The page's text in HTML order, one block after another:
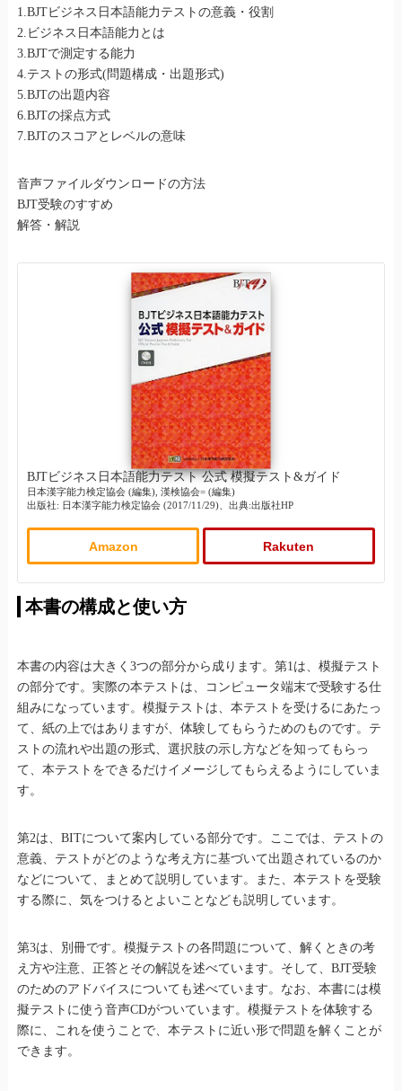
1.BJTビジネス日本語能力テストの意義・役割
2.ビジネス日本語能力とは
3.BJTで測定する能力
4.テストの形式(問題構成・出題形式)
5.BJTの出題内容
6.BJTの採点方式
7.BJTのスコアとレベルの意味
音声ファイルダウンロードの方法
BJT受験のすすめ
解答・解説
BJTビジネス日本語能力テスト 公式 模擬テスト&ガイド
日本漢字能力検定協会 (編集), 漢検協会= (編集)
出版社: 日本漢字能力検定協会 (2017/11/29)、出典:出版社HP
Amazon Rakuten
本書の構成と使い方
本書の内容は大きく3つの部分から成ります。第1は、模擬テスト
の部分です。実際の本テストは、コンピュータ端末で受験する仕
組みになっています。模擬テストは、本テストを受けるにあたっ
て、紙の上ではありますが、体験してもらうためのものです。テ
ストの流れや出題の形式、選択肢の示し方などを知ってもらっ
て、本テストをできるだけイメージしてもらえるようにしていま
す。
第2は、BITについて案内している部分です。ここでは、テストの
意義、テストがどのような考え方に基づいて出題されているのか
などについて、まとめて説明しています。また、本テストを受験
する際に、気をつけるとよいことなども説明しています。
第3は、別冊です。模擬テストの各問題について、解くときの考
え方や注意、正答とその解説を述べています。そして、BJT受験
のためのアドバイスについても述べています。なお、本書には模
擬テストに使う音声CDがついています。模擬テストを体験する
際に、これを使うことで、本テストに近い形で問題を解くことが
できます。